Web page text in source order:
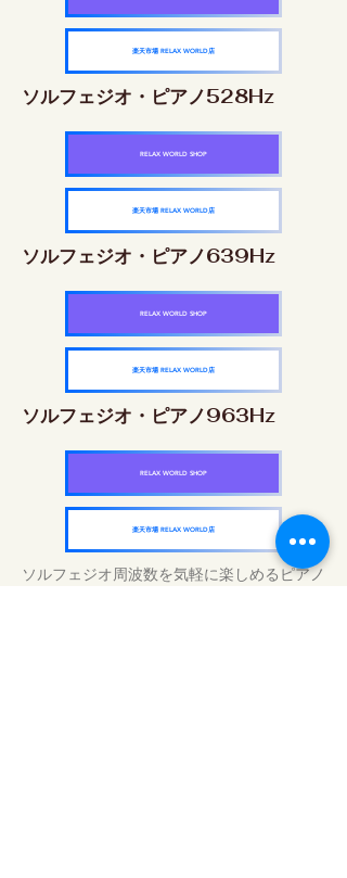
楽天市場 RELAX WORLD店
ソルフェジオ・ピアノ528Hz
RELAX WORLD SHOP
楽天市場 RELAX WORLD店
ソルフェジオ・ピアノ639Hz
RELAX WORLD SHOP
楽天市場 RELAX WORLD店
ソルフェジオ・ピアノ963Hz
RELAX WORLD SHOP
楽天市場 RELAX WORLD店
ソルフェジオ周波数を気軽に楽しめるピアノ